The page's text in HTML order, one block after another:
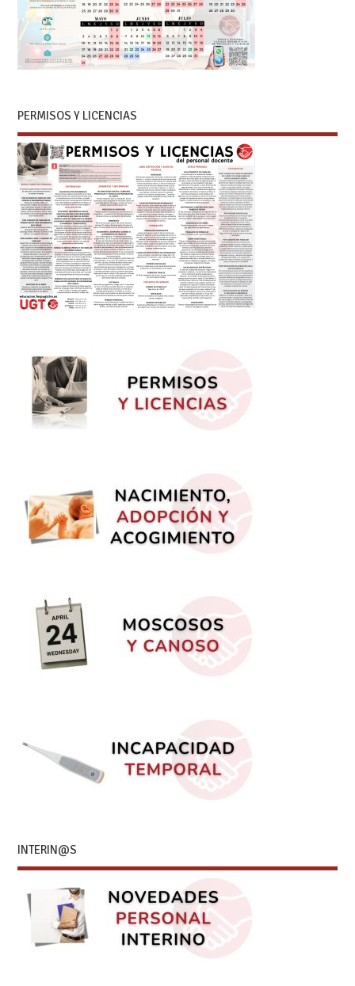
PERMISOS Y LICENCIAS
INTERIN@S